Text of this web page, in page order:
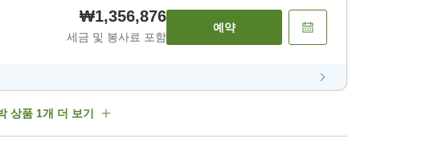
₩1,356,876
세금 및 봉사료 포함
예약
상품 1개 더 보기